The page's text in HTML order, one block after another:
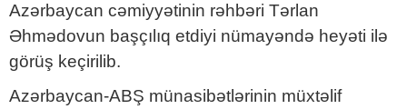
Azərbaycan cəmiyyətinin rəhbəri Tərlan
Əhmədovun başçılıq etdiyi nümayəndə heyəti ilə
görüş keçirilib.
Azərbaycan-ABŞ münasibətlərinin müxtəlif